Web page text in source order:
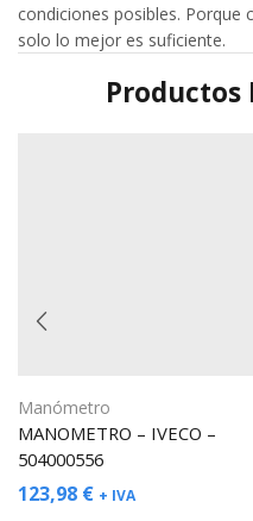
condiciones posibles. Porque
solo lo mejor es suficiente.
Productos
Manómetro
MANOMETRO – IVECO –
504000556
123,98 € + IVA